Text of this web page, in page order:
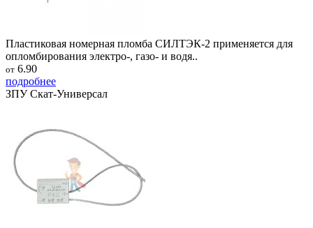
Пластиковая номерная пломба СИЛТЭК-2 применяется для
опломбирования электро-, газо- и водя..
от 6.90
подробнее
ЗПУ Скат-Универсал